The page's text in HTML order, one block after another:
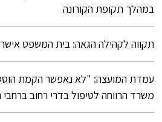
במהלך תקופת הקורונה
תקווה לקהילה הגאה: בית המשפט אישר
עמדת המועצה: "לא נאפשר הקמת
משרד הרווחה לטיפול בדרי רחוב